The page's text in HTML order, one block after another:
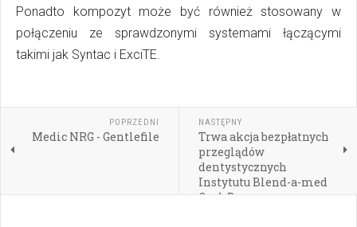
Ponadto
kompozyt może być również stosowany w
połączeniu ze sprawdzonymi systemami łączącymi
takimi jak Syntac i ExciTE.
POPRZEDNI
Medic NRG - Gentlefile
NASTĘPNY
Trwa akcja bezpłatnych
przeglądów
dentystycznych
Instytutu Blend-a-med
Oral-B